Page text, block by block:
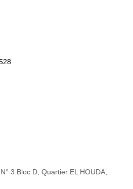
3 Bloc D, Quartier EL HOUDA,